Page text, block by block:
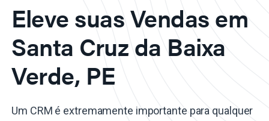
Eleve suas Vendas em
Santa Cruz da Baixa
Verde, PE
Um CRM é extremamente importante para qualquer